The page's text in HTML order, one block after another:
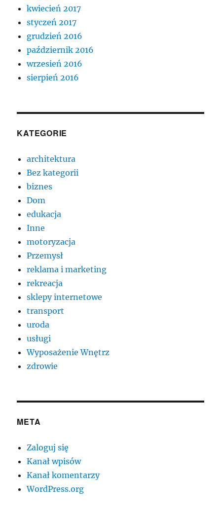
kwiecień 2017
styczeń 2017
grudzień 2016
październik 2016
wrzesień 2016
sierpień 2016
KATEGORIE
architektura
Bez kategorii
biznes
Dom
edukacja
Inne
motoryzacja
Przemysł
reklama i marketing
rekreacja
sklepy internetowe
transport
uroda
usługi
Wyposażenie Wnętrz
zdrowie
META
Zaloguj się
Kanał wpisów
Kanał komentarzy
WordPress.org